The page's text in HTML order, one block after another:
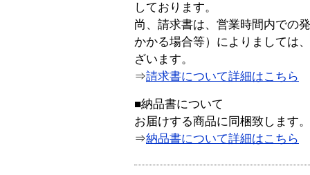
しております。
尚、請求書は、営業時間内での
かかる場合等）によりましては
ざいます。
⇒請求書について詳細はこちら
■納品書について
お届けする商品に同梱致します。
⇒納品書について詳細はこちら